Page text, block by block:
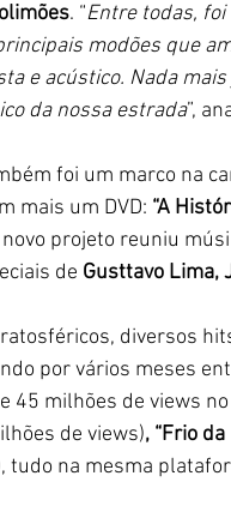
. “Entre todas,
modões que
e acústico. Nada
da nossa estrada”,
foi um marco na
mais um DVD: “A
novo projeto reuniu
de Gusttavo Lima,
diversos
por vários meses
45 milhões de views
de views), “Frio
tudo na mesma